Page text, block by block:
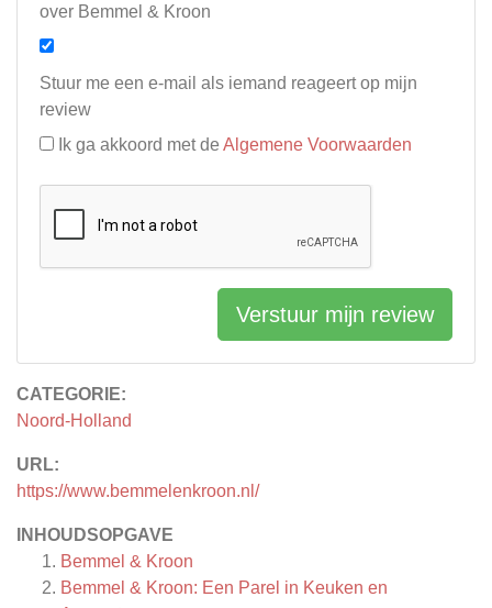
CATEGORIE:
Noord-Holland
URL:
https://www.bemmelenkroon.nl/
INHOUDSOPGAVE
Bemmel & Kroon
Bemmel & Kroon: Een Parel in Keuken en
over Bemmel & Kroon
Stuur me een e-mail als iemand reageert op mijn
review
Ik ga akkoord met de Algemene Voorwaarden
Verstuur mijn review